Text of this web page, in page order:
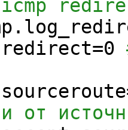
icmp
0
от